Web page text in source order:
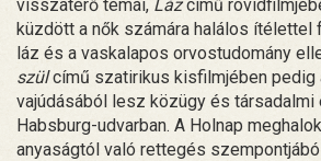
visszatérő témái, Lázcímű
küzdött a nők számára halálos ítélettel
láz és a vaskalapos orvostudomány
szülcímű szatirikus kisfilmjében pedig
vajúdásából lesz közügy és társadalmi
Habsburg-udvarban. A Holnap
anyaságtól való rettegés